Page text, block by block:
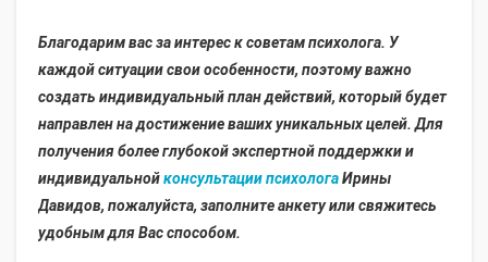
Благодарим вас за интерес к советам психолога. У
каждой ситуации свои особенности, поэтому важно
создать индивидуальный план действий, который будет
направлен на достижение ваших уникальных целей. Для
получения более глубокой экспертной поддержки и
индивидуальнойконсультации психологаИрины
Давидов, пожалуйста, заполните анкету или свяжитесь
удобным для Вас способом.